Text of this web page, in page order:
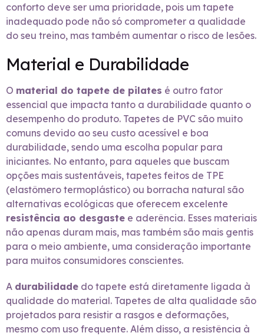
conforto deve ser uma prioridade, pois um tapete
inadequado pode não só comprometer a qualidade
do seu treino, mas também aumentar o risco de lesões.
Material e Durabilidade
O material do tapete de pilates é outro fator
essencial que impacta tanto a durabilidade quanto o
desempenho do produto. Tapetes de PVC são muito
comuns devido ao seu custo acessível e boa
durabilidade, sendo uma escolha popular para
iniciantes. No entanto, para aqueles que buscam
opções mais sustentáveis, tapetes feitos de TPE
(elastômero termoplástico) ou borracha natural são
alternativas ecológicas que oferecem excelente
resistência ao desgaste e aderência. Esses materiais
não apenas duram mais, mas também são mais gentis
para o meio ambiente, uma consideração importante
para muitos consumidores conscientes.
A durabilidade do tapete está diretamente ligada à
qualidade do material. Tapetes de alta qualidade são
projetados para resistir a rasgos e deformações,
mesmo com uso frequente. Além disso, a resistência à